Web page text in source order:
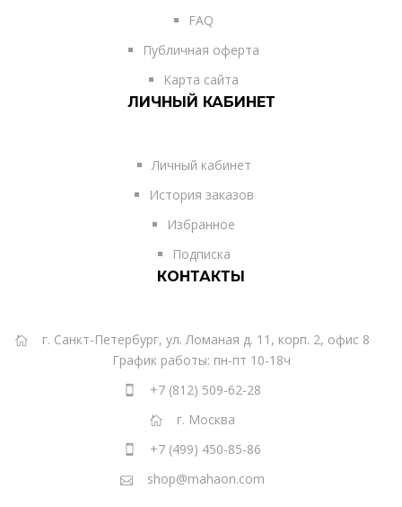
FAQ
Публичная оферта
Карта сайта
ЛИЧНЫЙ КАБИНЕТ
Личный кабинет
История заказов
Избранное
Подписка
КОНТАКТЫ
г. Санкт-Петербург, ул. Ломаная д. 11, корп. 2, офис 8
График работы: пн-пт 10-18ч
+7 (812) 509-62-28
г. Москва
+7 (499) 450-85-86
shop@mahaon.com